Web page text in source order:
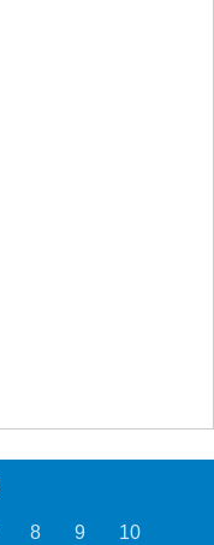
8 9
10